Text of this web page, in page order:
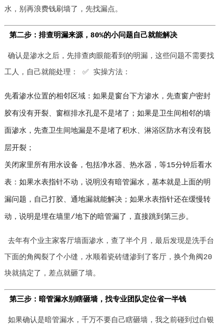
水，别再浪费钱刷墙了，先找漏点。
第二步：排查明漏来源，80%的小问题自己就能解决
确认是渗水之后，先排查肉眼能看到的明漏，这些问题不需要找
工人，自己就能处理： ✅ 实操方法：
先看渗水位置的相邻区域：如果是窗台下方渗水，先查窗户密封
胶有没有开裂、窗框排水孔是不是堵了；如果是卫生间相邻的墙
面渗水，先查卫生间地漏是不是堵了积水、淋浴区防水有没有脱
层开裂；
关闭家里所有用水设备，包括净水器、热水器，等15分钟后看水
表：如果水表指针不动，说明没有暗管漏水，基本就是上面的明
漏问题，自己打胶、通地漏就能解决；如果水表指针还在缓慢转
动，说明是埋在墙里/地下的暗管漏了，直接跳到第三步。
去年有个业主家客厅墙面渗水，查了半个月，最后发现是洗手台
下面的角阀裂了个小缝，水顺着瓷砖缝渗到了客厅，换个角阀20
块就搞定了，差点就砸了墙。
第三步：暗管漏水别瞎砸墙，找专业团队定位省一半钱
如果确认是暗管漏水，千万不要自己瞎砸墙，我之前碰到过白银